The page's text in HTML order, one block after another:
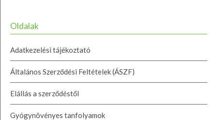
Oldalak
Adatkezelési tájékoztató
Általános Szerződési Feltételek (ÁSZF)
Elállás a szerződéstől
Gyógynövényes tanfolyamok